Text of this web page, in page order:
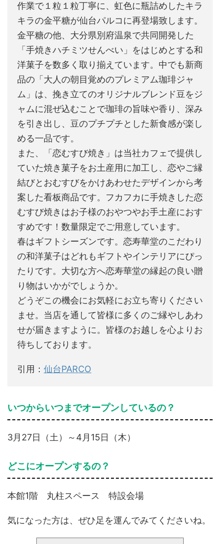
作業で１粒１粒丁寧に、虹色に瓶詰めしたキラ
キラの金平糖が仙台パルコに再登場致します。
金平糖の他、大分県別府温泉で共同開発した
「手焼きハチミツせんべい」をはじめとする和
洋菓子を数多く取り揃えています。中でも新商
品の「大人の朝目覚めのプレミアム珈琲ジャ
ム」は、挽き立てのオリジナルブレンド豆をジ
ャムに混ぜ込むことで珈琲の旨味や香り、深み
を引き出し、豆のプチプチとした新食感が楽し
める一品です。
また、「恋むすび焼き」は当社カフェで提供し
ていた焼き菓子をお土産用に加工し、恋やご縁
結びとおむすびをかけあわせたデザインから考
案した看板商品です。フカフカに手焼きした恋
むすび焼きはお子様のおやつやお手土産におす
すめです！数量限定でご用意しています。
春はギフトシーズンです。恋寿華堂のこだわり
の和洋菓子はどれもギフトやインテリアにぴっ
たりです。大切な方へ恋寿華堂の縁起の良い贈
り物はいかがでしょうか。
どうぞこの機会にお気軽にお立ち寄りください
ませ。当店を通して皆様に多くのご縁やしあわ
せが届きますように。皆様のお越しを心よりお
待ちしております。
引用： 仙台PARCO
いつからいつまでオープンしているの？
3月27日（土）～4月15日（木）
どこにオープンするの？
本館1階 丸柱スペース 特設会場
気になった方は、ぜひ足を運んでみてくださいね。